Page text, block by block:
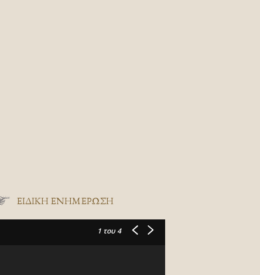
ΕΙΔΙΚΉ ΕΝΗΜΈΡΩΣΗ
1 του 4